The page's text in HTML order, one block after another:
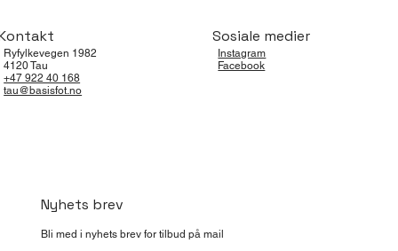
Ryfylkevegen 1982
4120 Tau
+47 922 40 168
tau@basisfot.no
Sosiale medier
Instagram
Facebook
Nyhets brev
Bli med i nyhets brev for tilbud på mail